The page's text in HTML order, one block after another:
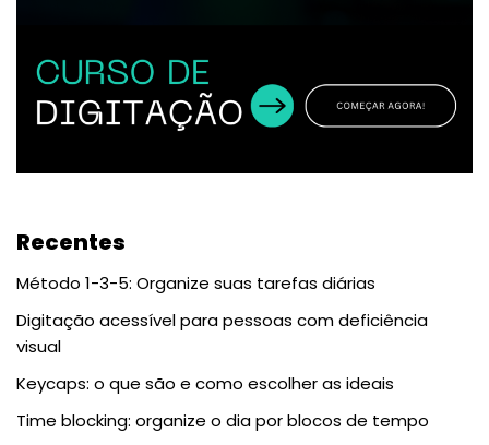
Recentes
Método 1-3-5: Organize suas tarefas diárias
Digitação acessível para pessoas com deficiência
visual
Keycaps: o que são e como escolher as ideais
Time blocking: organize o dia por blocos de tempo